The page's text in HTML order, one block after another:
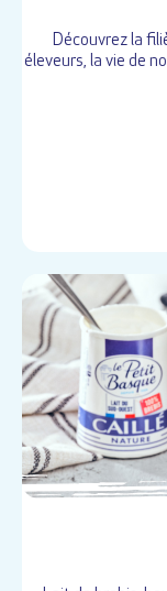
Découvrez la
éleveurs, la vie de